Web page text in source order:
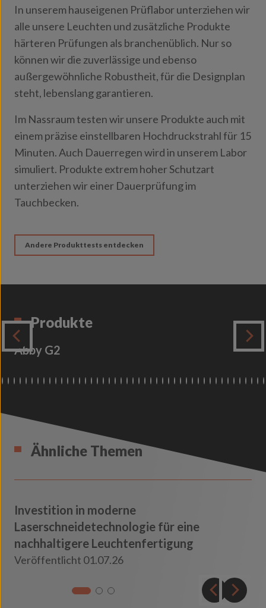
In unserem hauseigenen Prüflabor unterziehen wir
alle unsere Leuchten und zusätzliche Produkte
härteren Prüfungen als branchenüblich. Nur so
können wir die zuverlässige und ebenso
außergewöhnliche Robustheit, für die Designplan
steht, lebenslang garantieren.
Im Nassraum testen wir unsere Produkte auch mit
einem präzise einstellbaren Hochdruckstrahl für 15
Minuten. Auch Dauerregen wird in unserem Labor
simuliert. Produkte extrem hoher Schutzart
unterziehen wir einer Dauerprüfung im
Tauchbecken.
Andere Produkttests entdecken
Produkte
Abby G2
Ähnliche Themen
Investition in moderne
Laserschneidetechnologie für eine
nachhaltigere Leuchtenfertigung
Veröffentlicht 01.07.26
Insights
Knowledge